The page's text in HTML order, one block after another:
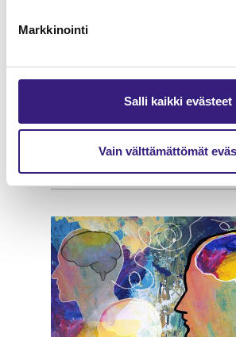
Markkinointi
Salli kaikki evästeet
Vain välttämättömät
Varautuminen ja
hallinta tilitoimistossa